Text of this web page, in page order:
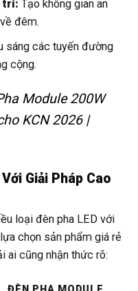
trí: Tạo không gian an
đêm.
sáng các tuyến đường
cộng.
Module 200W
KCN 2026 |
Giải Pháp Cao
loại đèn pha LED với
chọn sản phẩm giá rẻ
ai cũng nhận thức rõ: